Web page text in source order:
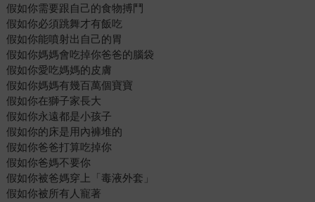
假如你需要跟自己的食物搏鬥
假如你必須跳舞才有飯吃
假如你能噴射出自己的胃
假如你媽媽會吃掉你爸爸的腦袋
假如你愛吃媽媽的皮膚
假如你媽媽有幾百萬個寶寶
假如你在獅子家長大
假如你永遠都是小孩子
假如你的床是用內褲堆的
假如你爸爸打算吃掉你
假如你爸媽不要你
假如你被爸媽穿上「毒液外套」
假如你被所有人寵著